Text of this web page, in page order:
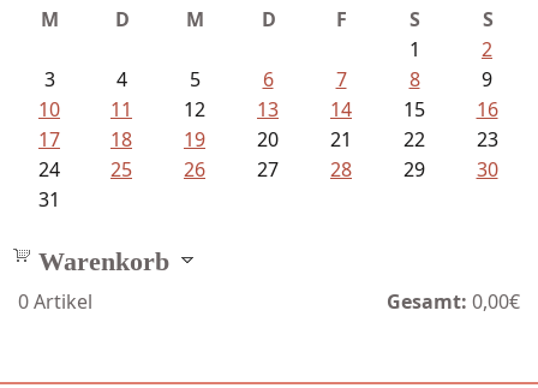
M D M D F S
S
1
2
3
4 5 6 7 8
9
10
11 12 13 14 15
16
17
18 19 20 21 22
23
24
25 26 27 28 29
30
31
Warenkorb
0Artikel Gesamt: 0,00€